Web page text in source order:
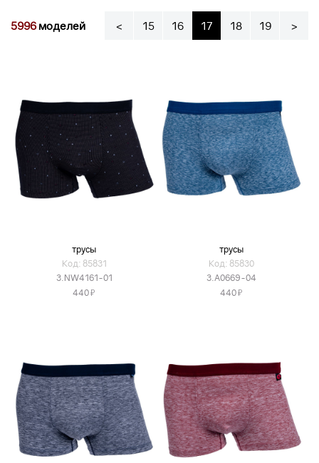
5996моделей < 15 16 17 18 19 >
трусы
Код: 85831
3.NW4161-01
440Я
трусы
Код: 85830
3.A0669-04
440Я